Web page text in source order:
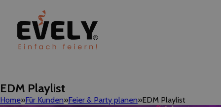
EDM Playlist
Home Für Kunden Feier & Party planen EDM Playlist